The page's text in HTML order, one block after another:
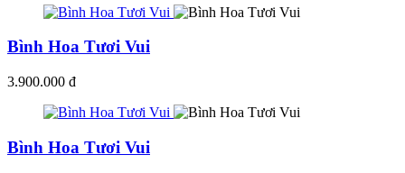
Bình Hoa Tươi Vui
3.900.000 đ
Bình Hoa Tươi Vui